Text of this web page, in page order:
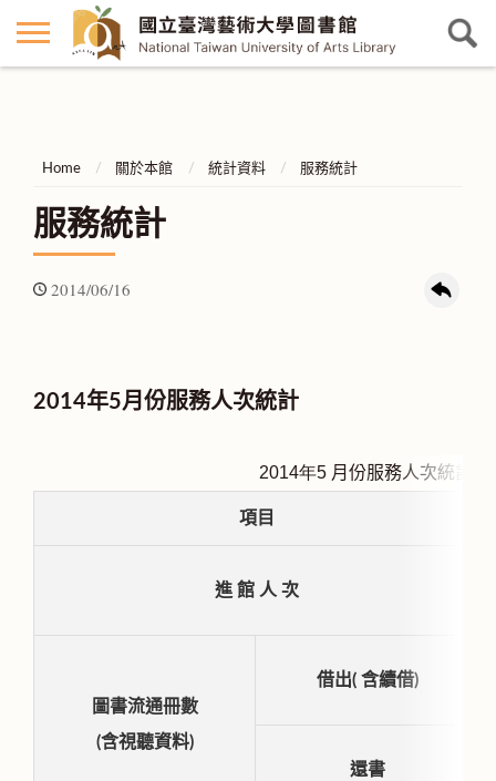
Home 關於本館 統計資料 服務統計
服務統計
2014/06/16
2014年5月份服務人次統計
2014年5 月份服務人次統計
項目
進 館 人 次
圖書流通冊數
(含視聽資料)
借出( 含續借)
還書